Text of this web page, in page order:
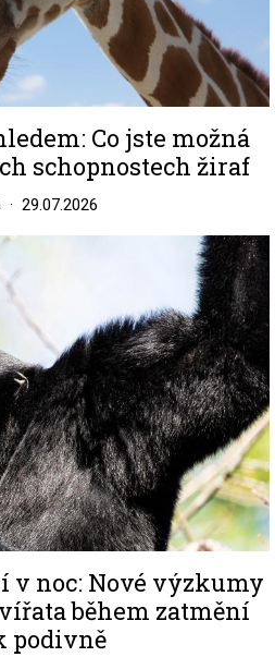
Co jste možná
schopnostech žiraf
29.07.2026
v noc: Nové výzkumy
během zatmění
podivně